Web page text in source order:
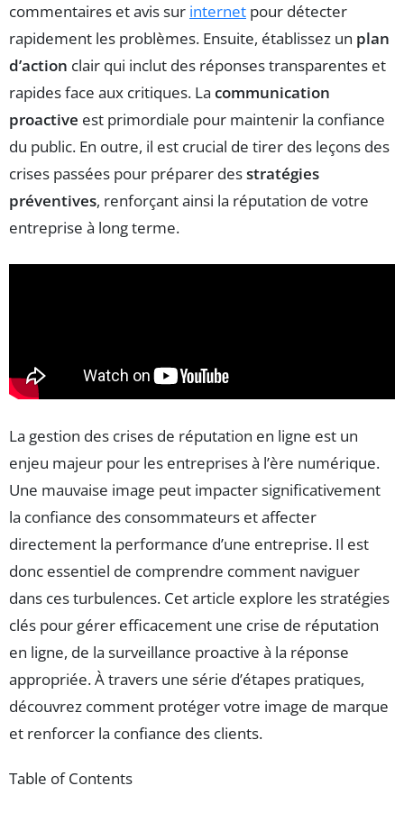
commentaires et avis sur internet pour détecter
rapidement les problèmes. Ensuite, établissez un plan
d’action clair qui inclut des réponses transparentes et
rapides face aux critiques. La communication
proactive est primordiale pour maintenir la confiance
du public. En outre, il est crucial de tirer des leçons des
crises passées pour préparer desstratégies
préventives, renforçant ainsi la réputation de votre
entreprise à long terme.
La gestion des crises de réputation en ligne est un
enjeu majeur pour les entreprises à l’ère numérique.
Une mauvaise image peut impacter significativement
la confiance des consommateurs et affecter
directement la performance d’une entreprise. Il est
donc essentiel de comprendre comment naviguer
dans ces turbulences. Cet article explore les stratégies
clés pour gérer efficacement une crise de réputation
en ligne, de la surveillance proactive à la réponse
appropriée. À travers une série d’étapes pratiques,
découvrez comment protéger votre image de marque
et renforcer la confiance des clients.
Table of Contents